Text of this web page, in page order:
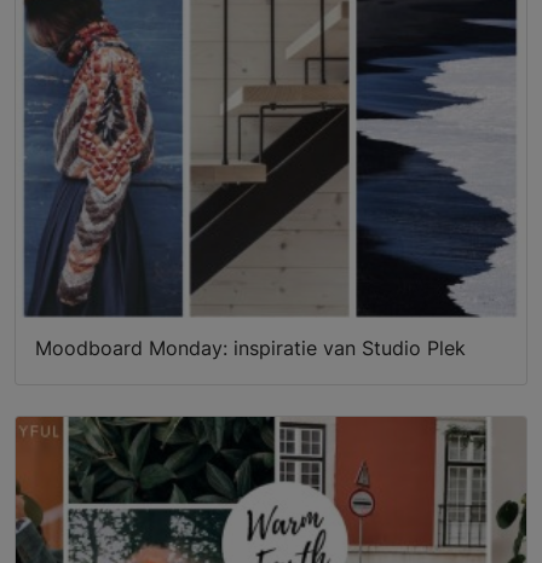
Moodboard Monday: inspiratie van Studio Plek